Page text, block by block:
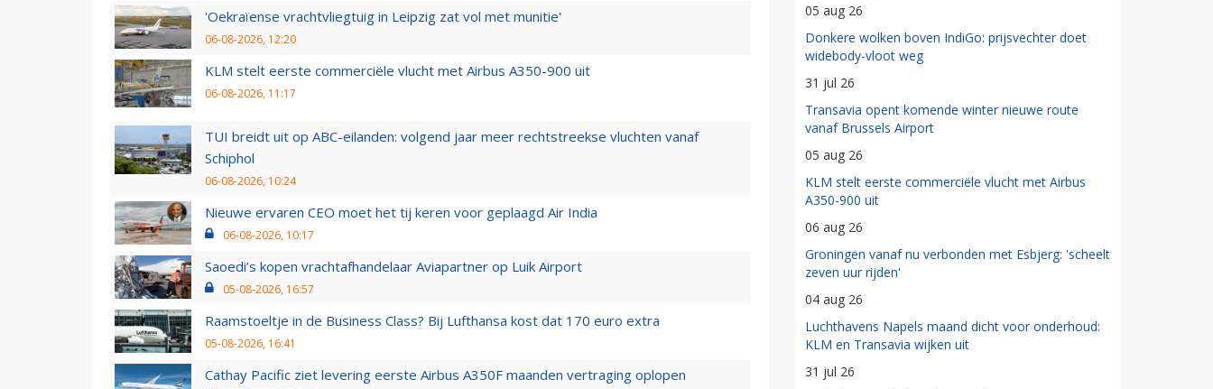
'Oekraïense vrachtvliegtuig in Leipzig zat vol met munitie'
06-08-2026, 12:20
KLM stelt eerste commerciële vlucht met Airbus A350-900 uit
06-08-2026, 11:17
TUI breidt uit op ABC-eilanden: volgend jaar meer rechtstreekse vluchten vanaf
Schiphol
06-08-2026, 10:24
Nieuwe ervaren CEO moet het tij keren voor geplaagd Air India
06-08-2026, 10:17
Saoedi’s kopen vrachtafhandelaar Aviapartner op Luik Airport
05-08-2026, 16:57
Raamstoeltje in de Business Class? Bij Lufthansa kost dat 170 euro extra
05-08-2026, 16:41
Cathay Pacific ziet levering eerste Airbus A350F maanden vertraging oplopen
05 aug 26
Donkere wolken boven IndiGo: prijsvechter doet
widebody-vloot weg
31 jul 26
Transavia opent komende winter nieuwe route
vanaf Brussels Airport
05 aug 26
KLM stelt eerste commerciële vlucht met Airbus
A350-900 uit
06 aug 26
Groningen vanaf nu verbonden met Esbjerg: 'scheelt
zeven uur rijden'
04 aug 26
Luchthavens Napels maand dicht voor onderhoud:
KLM en Transavia wijken uit
31 jul 26